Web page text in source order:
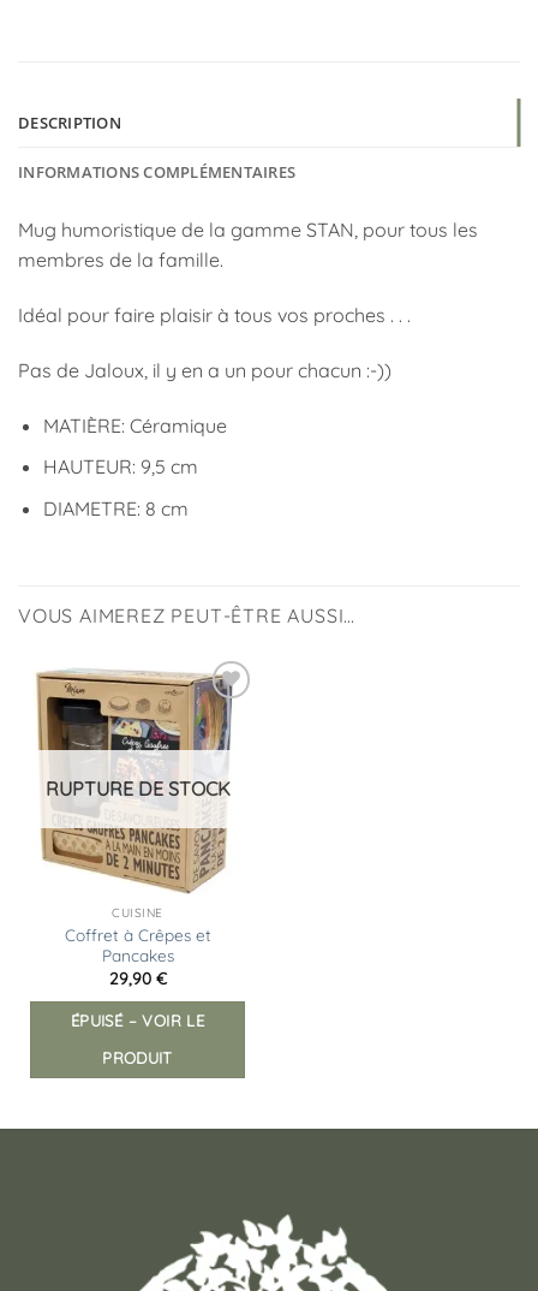
DESCRIPTION
INFORMATIONS COMPLÉMENTAIRES
Mug humoristique de la gamme STAN, pour tous les
membres de la famille.
Idéal pour faire plaisir à tous vos proches . . .
Pas de Jaloux, il y en a un pour chacun :-))
MATIÈRE: Céramique
HAUTEUR: 9,5 cm
DIAMETRE: 8 cm
VOUS AIMEREZ PEUT-ÊTRE AUSSI…
Ajouter
à la
liste
RUPTURE DE STOCK
CUISINE
Coffret à Crêpes et
Pancakes
29,90 €
ÉPUISÉ – VOIR LE
PRODUIT